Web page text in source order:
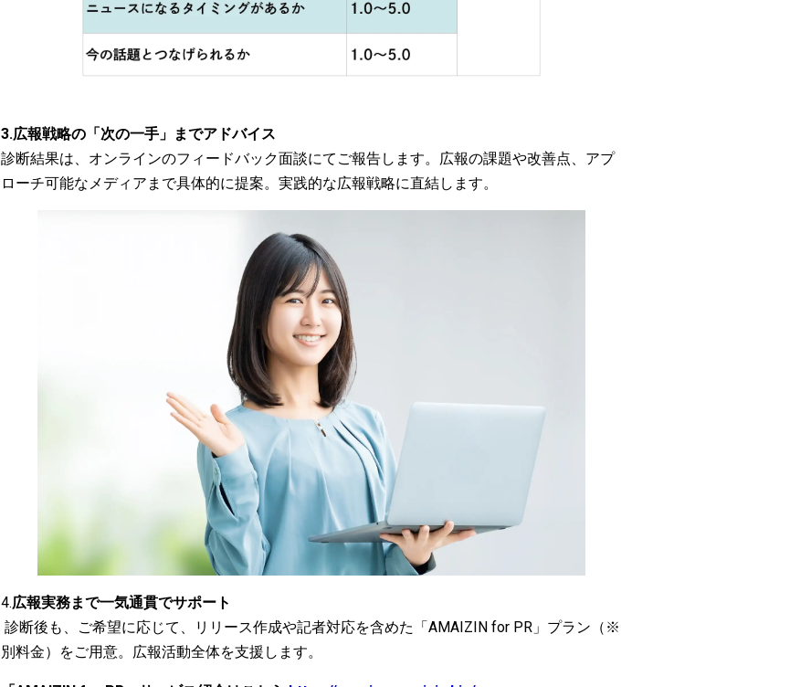
3.広報戦略の「次の一手」までアドバイス
診断結果は、オンラインのフィードバック面談にてご報告します。広報の課題や改善点、アプ
ローチ可能なメディアまで具体的に提案。実践的な広報戦略に直結します。
4.広報実務まで一気通貫でサポート
診断後も、ご希望に応じて、リリース作成や記者対応を含めた「AMAIZIN for PR」プラン（※
別料金）をご用意。広報活動全体を支援します。